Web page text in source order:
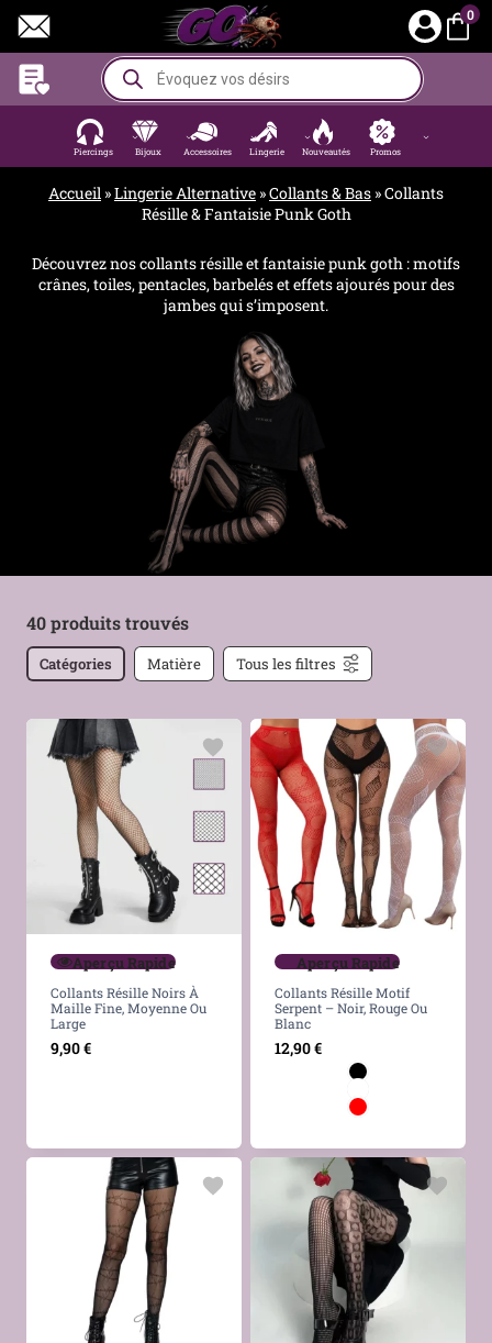
contenu
0
Recherche
de
produits
Piercings Bijoux Accessoires Lingerie Nouveautés Promos
Accueil »Lingerie Alternative »Collants & Bas »Collants
Résille & Fantaisie Punk Goth
Découvrez nos collants résille et fantaisie punk goth : motifs
crânes, toiles, pentacles, barbelés et effets ajourés pour des
jambes qui s’imposent.
40 produits trouvés
Catégories Matière Tous les filtres
Aperçu Rapide
Collants Résille Noirs À
Maille Fine, Moyenne Ou
Large
9,90€
Aperçu Rapide
Collants Résille Motif
Serpent – Noir, Rouge Ou
Blanc
12,90€